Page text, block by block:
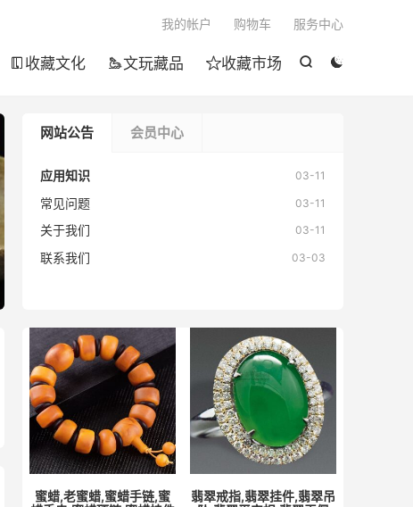


 收藏文化 文玩藏品 收藏市场
我的帐户 购物车 服务中心

网站公告 会员中心
03-11
应用知识
03-11
常见问题
03-11
关于我们
03-03
联系我们
蜜蜡,老蜜蜡,蜜蜡手链,蜜
翡翠戒指,翡翠挂件,翡翠吊